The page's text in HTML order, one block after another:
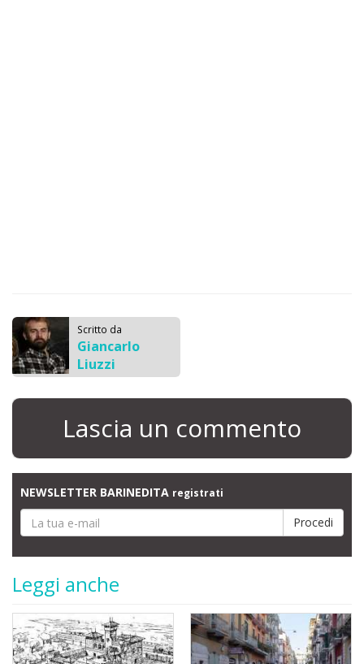
Scritto da
Giancarlo
Liuzzi
Lascia un commento
NEWSLETTER BARINEDITA registrati
Leggi anche